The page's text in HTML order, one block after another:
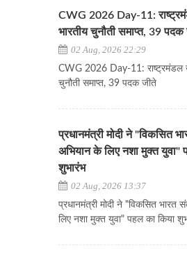
CWG 2026 Day-11:
भारतीय चुनौती समाप्त, 39 पदक
02 Aug, 2026 22:29
CWG 2026 Day-11: राष्ट्रमंडल
चुनौती समाप्त, 39 पदक जीते
प्रधानमंत्री मोदी ने "विकसित
अभियान के लिए नशा मुक्त युवा"
शुभारंभ
02 Aug, 2026 13:37
प्रधानमंत्री मोदी ने "विकसित भारत
लिए नशा मुक्त युवा" पहल का किया